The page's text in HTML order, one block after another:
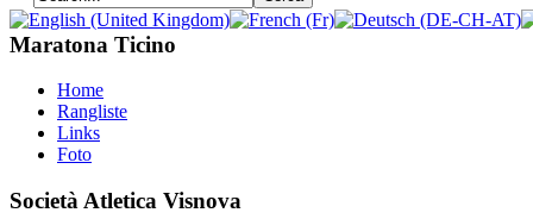
Maratona Ticino
Home
Rangliste
Links
Foto
Società Atletica Visnova